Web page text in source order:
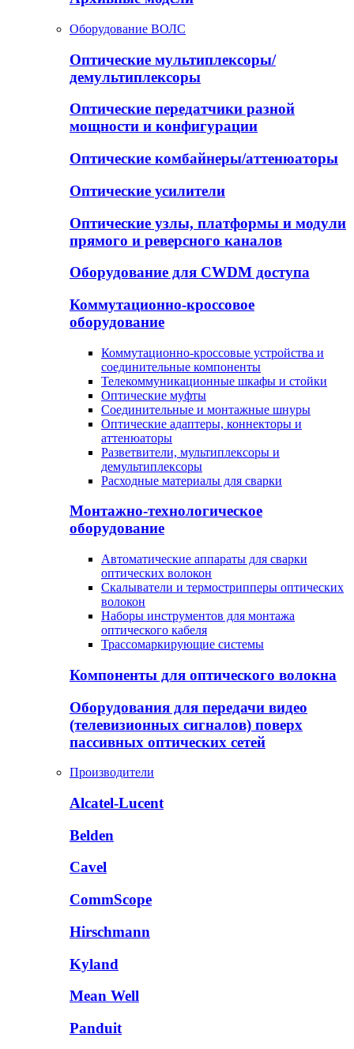
Оборудование ВОЛС
Оптические мультиплексоры/
демультиплексоры
Оптические передатчики разной
мощности и конфигурации
Оптические комбайнеры/аттенюаторы
Оптические усилители
Оптические узлы, платформы и модули
прямого и реверсного каналов
Оборудование для CWDM доступа
Коммутационно-кроссовое
оборудование
Коммутационно-кроссовые устройства и
соединительные компоненты
Телекоммуникационные шкафы и стойки
Оптические муфты
Соединительные и монтажные шнуры
Оптические адаптеры, коннекторы и
аттенюаторы
Разветвители, мультиплексоры и
демультиплексоры
Расходные материалы для сварки
Монтажно-технологическое
оборудование
Автоматические аппараты для сварки
оптических волокон
Cкалыватели и термострипперы оптических
волокон
Наборы инструментов для монтажа
оптического кабеля
Трассомаркирующие системы
Компоненты для оптического волокна
Оборудования для передачи видео
(телевизионных сигналов) поверх
пассивных оптических сетей
Производители
Alcatel-Lucent
Belden
Cavel
CommScope
Hirschmann
Kyland
Mean Well
Panduit